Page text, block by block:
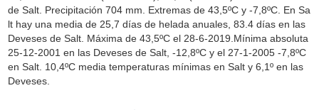
de Salt. Precipitación 704 mm. Extremas de 43,5ºC y -7,8ºC. En Sa
lt hay una media de 25,7 días de helada anuales, 83.4 días en las
Deveses de Salt. Máxima de 43,5ºC el 28-6-2019.Mínima absoluta
25-12-2001 en las Deveses de Salt, -12,8ºC y el 27-1-2005 -7,8ºC
en Salt. 10,4ºC media temperaturas mínimas en Salt y 6,1º en las
Deveses.